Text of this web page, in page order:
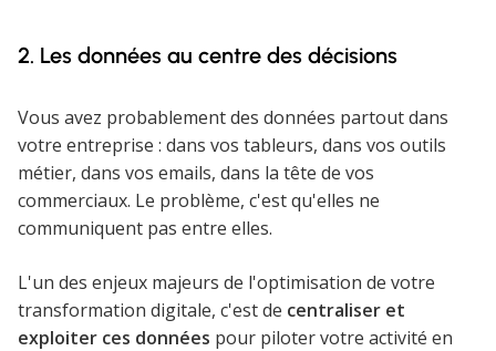
2. Les données au centre des décisions
Vous avez probablement des données partout dans
votre entreprise : dans vos tableurs, dans vos outils
métier, dans vos emails, dans la tête de vos
commerciaux. Le problème, c'est qu'elles ne
communiquent pas entre elles.
L'un des enjeux majeurs de l'optimisation de votre
transformation digitale, c'est de centraliser et
exploiter ces données pour piloter votre activité en